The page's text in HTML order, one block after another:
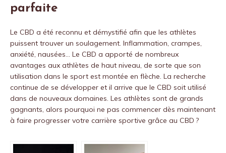
parfaite
Le CBD a été reconnu et démystifié afin que les athlètes
puissent trouver un soulagement. Inflammation, crampes,
anxiété, nausées… Le CBD a apporté de nombreux
avantages aux athlètes de haut niveau, de sorte que son
utilisation dans le sport est montée en flèche. La recherche
continue de se développer et il arrive que le CBD soit utilisé
dans de nouveaux domaines. Les athlètes sont de grands
gagnants, alors pourquoi ne pas commencer dès maintenant
à faire progresser votre carrière sportive grâce au CBD ?